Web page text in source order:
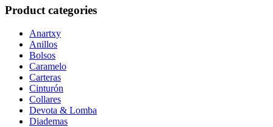
Product categories
Anartxy
Anillos
Bolsos
Caramelo
Carteras
Cinturón
Collares
Devota & Lomba
Diademas